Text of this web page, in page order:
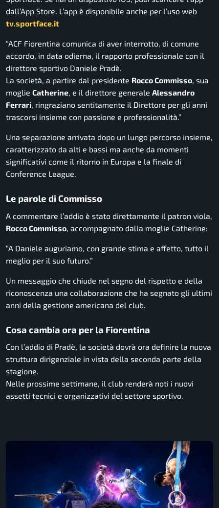
dall’App Store. L’app è disponibile anche per l’uso web
tv.sportface.it
“ACF Fiorentina comunica di aver interrotto, di comune
accordo, in data odierna, il rapporto professionale con il
direttore sportivo Daniele Pradè.
La società, a partire dal presidente Rocco Commisso, sua
moglie Catherine, e il direttore generale Alessandro
Ferrari, ringraziano sentitamente il Direttore per gli anni
trascorsi insieme con passione e professionalità.”
Una separazione arrivata dopo un lungo percorso insieme,
caratterizzato da alti e bassi ma anche da momenti
significativi come il ritorno in Europa e la finale di
Conference League.
Le parole di Commisso
A commentare l’addio è stato direttamente il patron viola,
Rocco Commisso , accompagnato dalla moglie Catherine:
“A Daniele auguriamo, con grande stima e affetto, tutto il
meglio per il suo futuro.”
Un messaggio che chiude nel segno del rispetto e della
riconoscenza una collaborazione che ha segnato gli ultimi
anni della gestione americana del club.
Cosa cambia ora per la Fiorentina
Con l’addio di Pradè, la società dovrà ora definire la nuova
struttura dirigenziale in vista della seconda parte della
stagione.
Nelle prossime settimane, il club renderà noti i nuovi
assetti tecnici e organizzativi del settore sportivo.